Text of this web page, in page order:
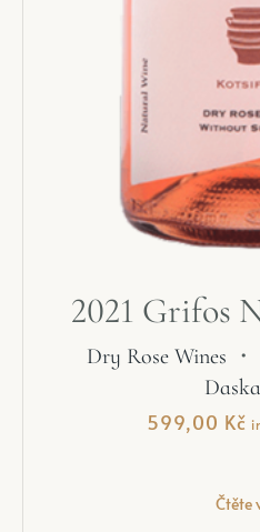
2021 Grifos
Dry Rose Wines ・
599,00 Kč
Čtěte